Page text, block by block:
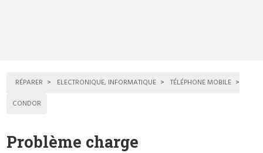
RÉPARER ELECTRONIQUE, INFORMATIQUE
TÉLÉPHONE MOBILE
CONDOR
Problème charge